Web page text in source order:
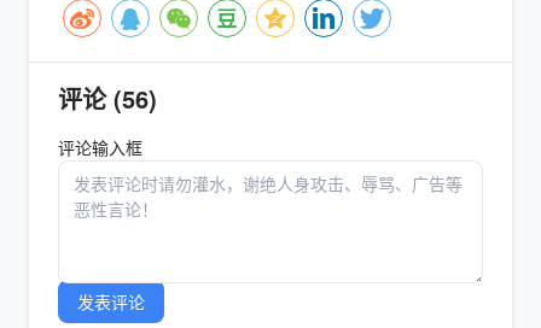
评论 (56)
评论输入框
发表评论